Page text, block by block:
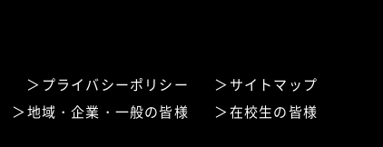
プライバシーポリシー
サイトマップ
地域・企業・一般の皆様 在校生の皆様